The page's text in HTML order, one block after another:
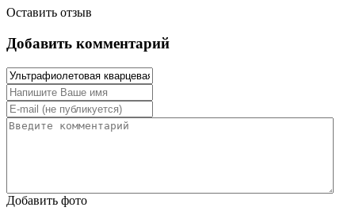
Оставить отзыв
Добавить комментарий
Добавить фото